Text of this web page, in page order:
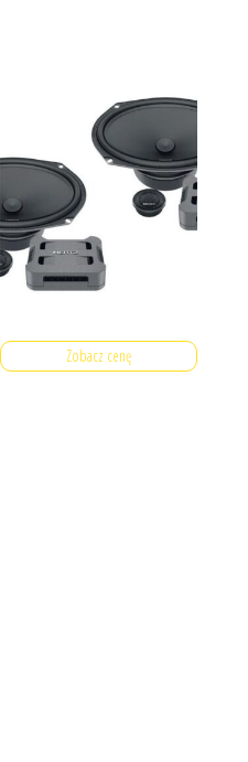
Zobacz cenę